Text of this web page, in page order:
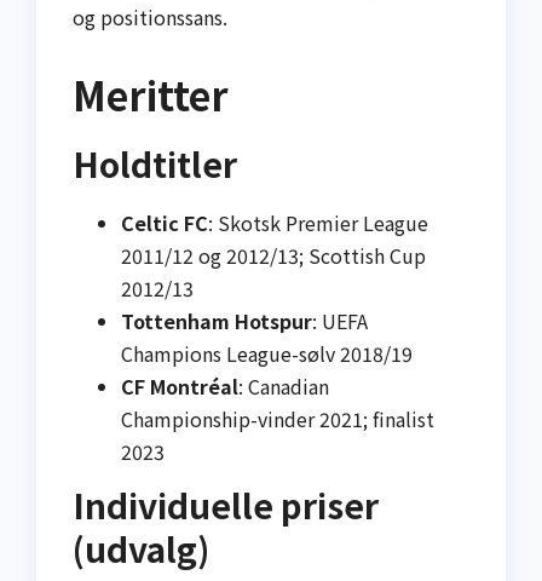
og positionssans.
Meritter
Holdtitler
Celtic FC: Skotsk Premier League
2011/12 og 2012/13; Scottish Cup
2012/13
Tottenham Hotspur: UEFA
Champions League-sølv 2018/19
CF Montréal: Canadian
Championship-vinder 2021; finalist
2023
Individuelle priser
(udvalg)